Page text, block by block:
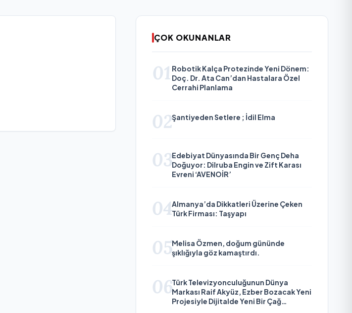
ÇOK OKUNANLAR
01 Robotik Kalça Protezinde Yeni Dönem:
Doç. Dr. Ata Can’dan Hastalara Özel
Cerrahi Planlama
02Şantiyeden Setlere ; İdil Elma
03Edebiyat Dünyasında Bir Genç Deha
Doğuyor: Dilruba Engin ve Zift Karası
Evreni ‘AVENOİR’
04Almanya’da Dikkatleri Üzerine Çeken
Türk Firması: Taşyapı
05Melisa Özmen, doğum gününde
şıklığıyla göz kamaştırdı.
06Türk Televizyonculuğunun Dünya
Markası Raif Akyüz, Ezber Bozacak Yeni
Projesiyle Dijitalde Yeni Bir Çağ